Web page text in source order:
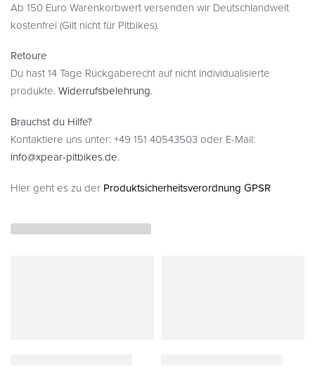
Ab 150 Euro Warenkorbwert versenden wir Deutschlandweit
kostenfrei (Gilt nicht für Pitbikes).
Retoure
Du hast 14 Tage Rückgaberecht auf nicht individualisierte
produkte. Widerrufsbelehrung.
Brauchst du Hilfe?
Kontaktiere uns unter: +49 151 40543503 oder E-Mail:
info@xpear-pitbikes.de.
Hier geht es zu der Produktsicherheitsverordnung GPSR